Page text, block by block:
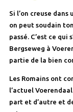
Si l’on creuse
on peut soudain
passé. C’est ce qui
Bergseweg à
partie de la bien
Les Romains ont
l’actuel
part et d’autre et